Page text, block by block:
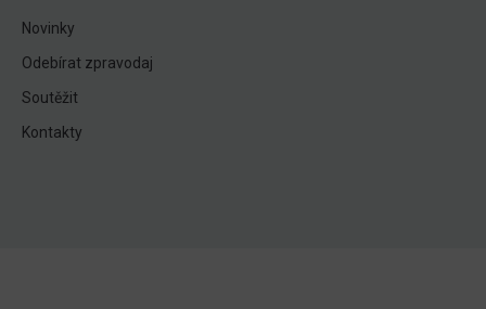
Novinky
Odebírat zpravodaj
Soutěžit
Kontakty